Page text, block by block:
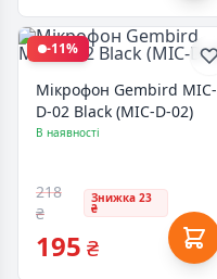
-11%
Мікрофон Gembird MIC-
D-02 Black (MIC-D-02)
В наявності
218
₴
Знижка 23
₴
195 ₴